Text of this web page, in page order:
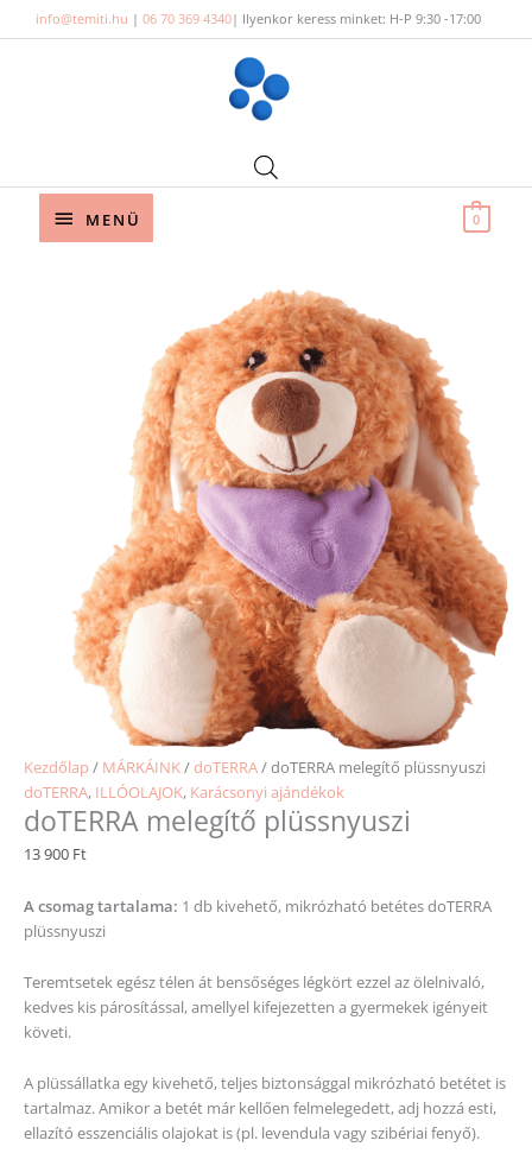
to
info@temiti.hu | 06 70 369 4340| Ilyenkor keress minket: H-P 9:30 -17:00
Below
MENÜ 0
Kezdőlap / MÁRKÁINK/doTERRA/ doTERRA melegítő plüssnyuszi
doTERRA, ILLÓOLAJOK, Karácsonyi ajándékok
doTERRA melegítő plüssnyuszi
13 900 Ft
A csomag tartalama: 1 db kivehető, mikrózható betétes doTERRA
plüssnyuszi
Teremtsetek egész télen át bensőséges légkört ezzel az ölelnivaló,
kedves kis párosítással, amellyel kifejezetten a gyermekek igényeit
követi.
A plüssállatka egy kivehető, teljes biztonsággal mikrózható betétet is
tartalmaz. Amikor a betét már kellően felmelegedett, adj hozzá esti,
ellazító esszenciális olajokat is (pl. levendula vagy szibériai fenyő).